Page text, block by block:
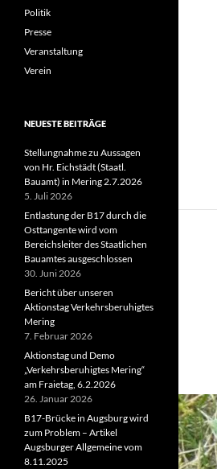
Politik
Presse
Veranstaltung
Verein
NEUESTE BEITRÄGE
Stellungnahme zu Aussagen
von Hr. Eichstädt (Staatl.
Bauamt) in Mering 2.7.2026
5. Juli 2026
Entlastung der B17 durch die
Osttangente wird vom
Bereichsleiter des Staatlichen
Bauamtes ausgeschlossen
30. Juni 2026
Bericht über unseren
Aktionstag Verkehrsberuhigtes
Mering
7. Februar 2026
Aktionstag und Demo
„Verkehrsberuhigtes Mering“
am Fraietag, 6.2.2026
26. Januar 2026
B17-Brücke in Augsburg wird
zum Problem – Artikel
Augsburger Allgemeine vom
8.11.2025